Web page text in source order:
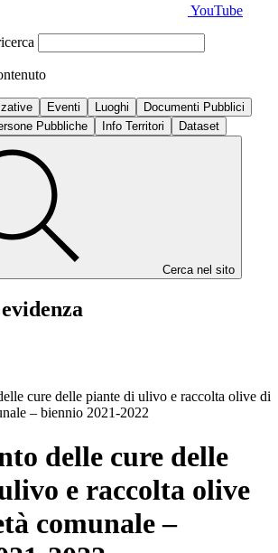
YouTube
Eventi Luoghi
Documenti Pubblici
Pubbliche Info Territori Dataset
Cerca nel sito
cure delle piante di ulivo e raccolta olive di
– biennio 2021-2022
delle cure delle
e raccolta olive
comunale –